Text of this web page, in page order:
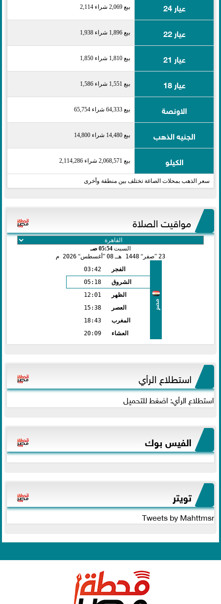
عيار 24
بيع 2,069 شراء 2,114
عيار 22 بيع 1,896 شراء 1,938
عيار 21 بيع 1,810 شراء 1,850
عيار 18 بيع 1,551 شراء 1,586
الاونصة بيع 64,333 شراء 65,754
الجنيه الذهب بيع 14,480 شراء 14,800
الكيلو بيع 2,068,571 شراء 2,114,286
سعر الذهب بمحلات الصاغة تختلف بين منطقة وأخرى
مواقيت الصلاة
السبت 05:54 صـ
23 صفر 1448 هـ 08 أغسطس 2026 م
مصر
الفجر
03:42
الشروق
05:18
الظهر
12:01
العصر
15:38
المغرب
18:43
العشاء
20:09
استطلاع الرأي
استطلاع الرأي: اضغط للتحميل
الفيس بوك
تويتر
Tweets by Mahttmsr